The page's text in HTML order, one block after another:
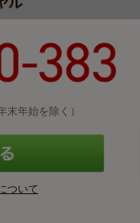
末年始を除く）
ついて